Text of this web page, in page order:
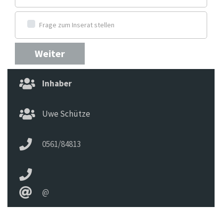
Frage zum Inserat stellen
Weiter
Inhaber
Uwe Schütze
0561/84813
@